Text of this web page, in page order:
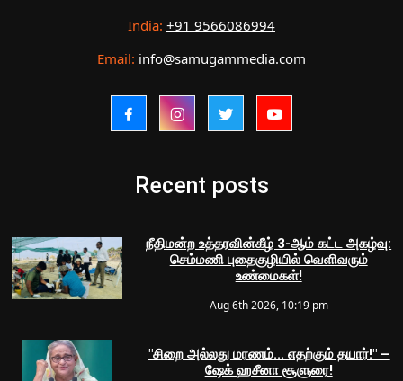
India: +91 9566086994
Email: info@samugammedia.com
Recent posts
நீதிமன்ற உத்தரவின்கீழ் 3-ஆம் கட்ட அகழ்வு:
செம்மணி புதைகுழியில் வெளிவரும்
உண்மைகள்!
Aug 6th 2026, 10:19 pm
"சிறை அல்லது மரணம்... எதற்கும் தயார்!" –
ஷேக் ஹசீனா சூளுரை!